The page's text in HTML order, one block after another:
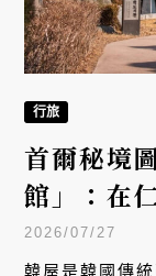
行旅
首爾秘境
館」：在
布聲讀一
2026/07/27
韓屋是韓國傳